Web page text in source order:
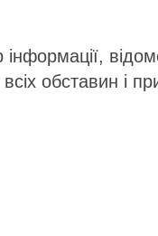
обставин і